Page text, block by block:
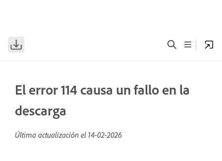
El error 114 causa un fallo en la
descarga
Última actualización el 14-02-2026